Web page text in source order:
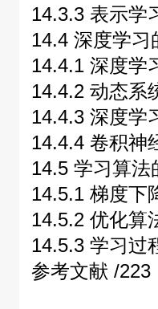
14.3.3 表示学
14.4 深度学习
14.4.1 深度学
14.4.2 动态系
14.4.3 深度学
14.4.4 卷积神
14.5 学习算法
14.5.1 梯度下
14.5.2 优化算
14.5.3 学习过
参考文献 /223